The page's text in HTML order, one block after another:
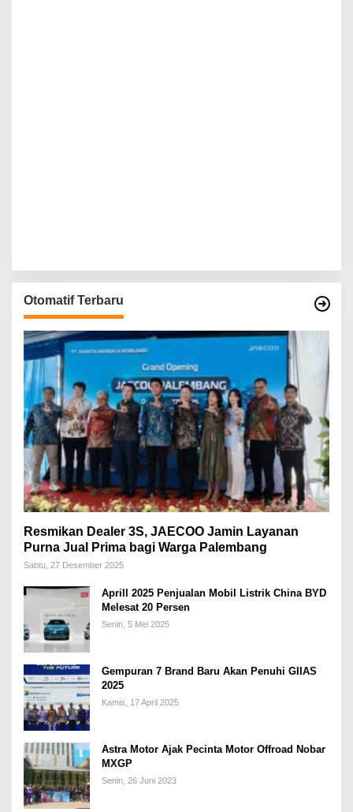
Otomatif Terbaru
Resmikan Dealer 3S, JAECOO Jamin Layanan
Purna Jual Prima bagi Warga Palembang
Sabtu, 27 Desember 2025
Aprill 2025 Penjualan Mobil Listrik China BYD
Melesat 20 Persen
Senin, 5 Mei 2025
Gempuran 7 Brand Baru Akan Penuhi GIIAS
2025
Kamis, 17 April 2025
Astra Motor Ajak Pecinta Motor Offroad Nobar
MXGP
Senin, 26 Juni 2023